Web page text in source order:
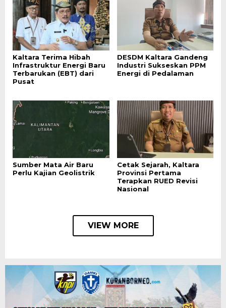
Kaltara Terima Hibah
Infrastruktur Energi Baru
Terbarukan (EBT) dari
Pusat
DESDM Kaltara Gandeng
Industri Sukseskan PPM
Energi di Pedalaman
Sumber Mata Air Baru
Perlu Kajian Geolistrik
Cetak Sejarah, Kaltara
Provinsi Pertama
Terapkan RUED Revisi
Nasional
VIEW MORE